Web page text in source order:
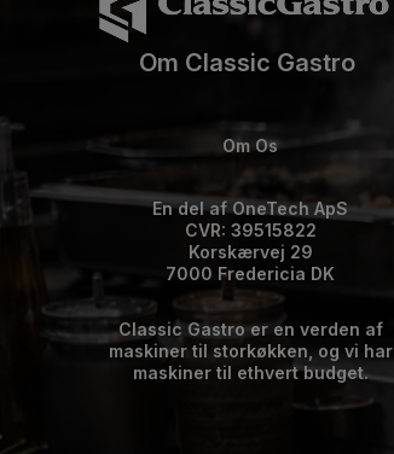
Om Classic Gastro
Om Os
En del af OneTech ApS
CVR: 39515822
Korskærvej 29
7000 Fredericia DK
Classic Gastro er en verden af
maskiner til storkøkken, og vi har
maskiner til ethvert budget.